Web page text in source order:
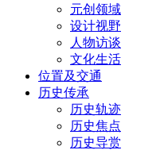
元创领域
设计视野
人物访谈
文化生活
位置及交通
历史传承
历史轨迹
历史焦点
历史导赏